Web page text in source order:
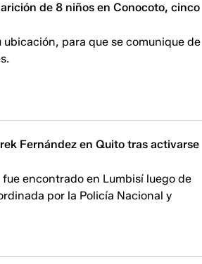
de 8 niños en Conocoto, cinco
para que se comunique de
Fernández en Quito tras activarse
encontrado en Lumbisí luego de
por la Policía Nacional y